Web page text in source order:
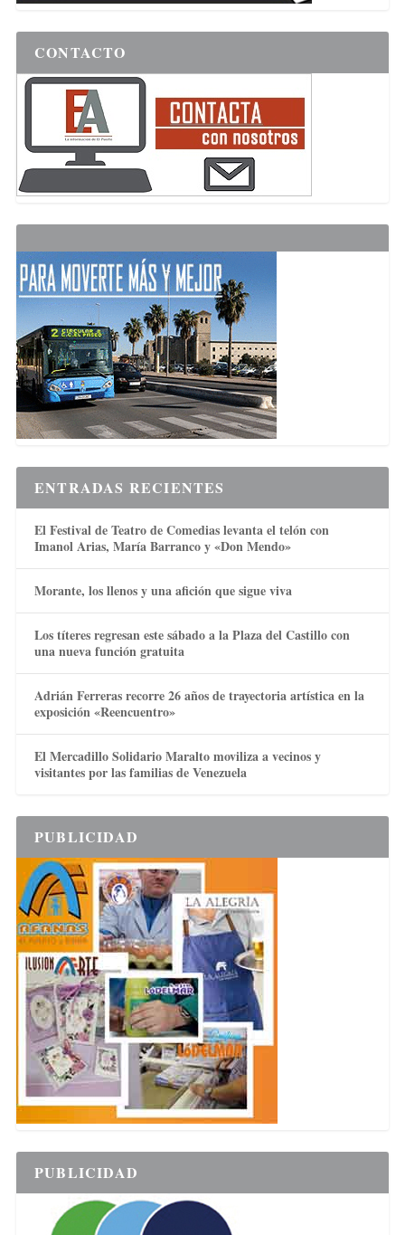
CONTACTO
ENTRADAS RECIENTES
El Festival de Teatro de Comedias levanta el telón con
Imanol Arias, María Barranco y «Don Mendo»
Morante, los llenos y una afición que sigue viva
Los títeres regresan este sábado a la Plaza del Castillo con
una nueva función gratuita
Adrián Ferreras recorre 26 años de trayectoria artística en la
exposición «Reencuentro»
El Mercadillo Solidario Maralto moviliza a vecinos y
visitantes por las familias de Venezuela
PUBLICIDAD
PUBLICIDAD